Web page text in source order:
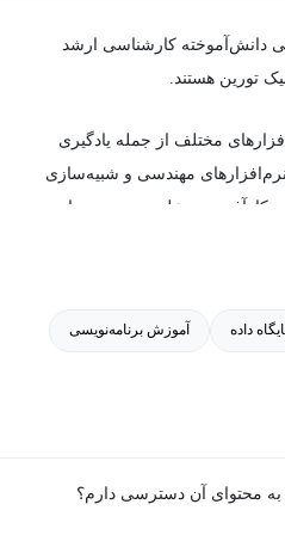
دانش‌آموخته کارشناسی ارشد
تورین هستند.
مختلف از جمله یادگیری
مهندسی و شبیه‌سازی
کارآفرینی و علمی در زمینه‌های
کامپیوتر، کارآفرینی و مهندسی
داده آموزش برنامه‌نویسی
به محتوای آن دسترسی دارم؟